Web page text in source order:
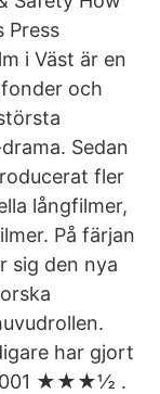
Press
i Väst är en
och
Sedan
fler
långfilmer,
På färjan
sig den nya
har gjort
2001 ★★★½ .